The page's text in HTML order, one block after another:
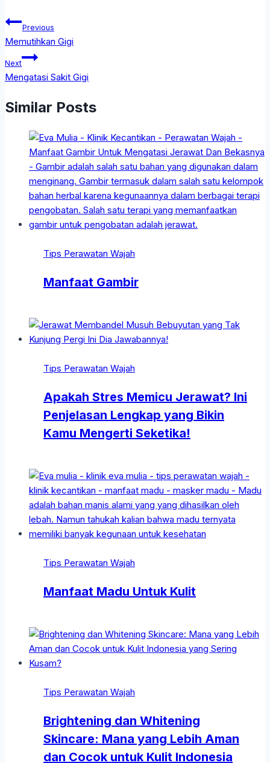
Previous
Memutihkan Gigi
Next
Mengatasi Sakit Gigi
Similar Posts
Tips Perawatan Wajah
Manfaat Gambir
Tips Perawatan Wajah
Apakah Stres Memicu Jerawat? Ini
Penjelasan Lengkap yang Bikin
Kamu Mengerti Seketika!
Tips Perawatan Wajah
Manfaat Madu Untuk Kulit
Tips Perawatan Wajah
Brightening dan Whitening
Skincare: Mana yang Lebih Aman
dan Cocok untuk Kulit Indonesia